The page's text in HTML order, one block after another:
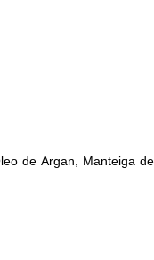
de Argan, Manteiga de